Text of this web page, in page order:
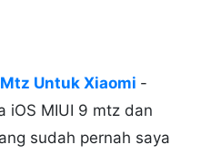
Untuk Xiaomi -
iOS MIUI 9 mtz dan
sudah pernah saya